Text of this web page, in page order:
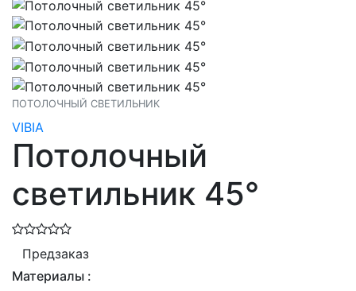
ПОТОЛОЧНЫЙ СВЕТИЛЬНИК
VIBIA
Потолочный
светильник 45°
Предзаказ
Материалы :